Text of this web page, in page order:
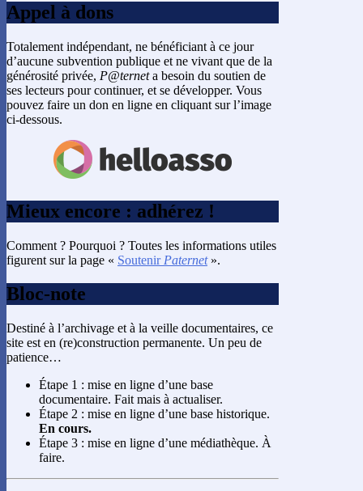
Appel à dons
Totalement indépendant, ne bénéficiant à ce jour
d’aucune subvention publique et ne vivant que de la
générosité privée, P@terneta besoin du soutien de
ses lecteurs pour continuer, et se développer. Vous
pouvez faire un don en ligne en cliquant sur l’image
ci-dessous.
Mieux encore : adhérez !
Comment ? Pourquoi ? Toutes les informations utiles
figurent sur la page « Soutenir Paternet».
Bloc-note
Destiné à l’archivage et à la veille documentaires, ce
site est en (re)construction permanente. Un peu de
patience…
Étape 1 : mise en ligne d’une base
documentaire. Fait mais à actualiser.
Étape 2 : mise en ligne d’une base historique.
En cours.
Étape 3 : mise en ligne d’une médiathèque. À
faire.